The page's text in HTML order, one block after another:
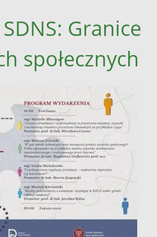
Granice
społecznych